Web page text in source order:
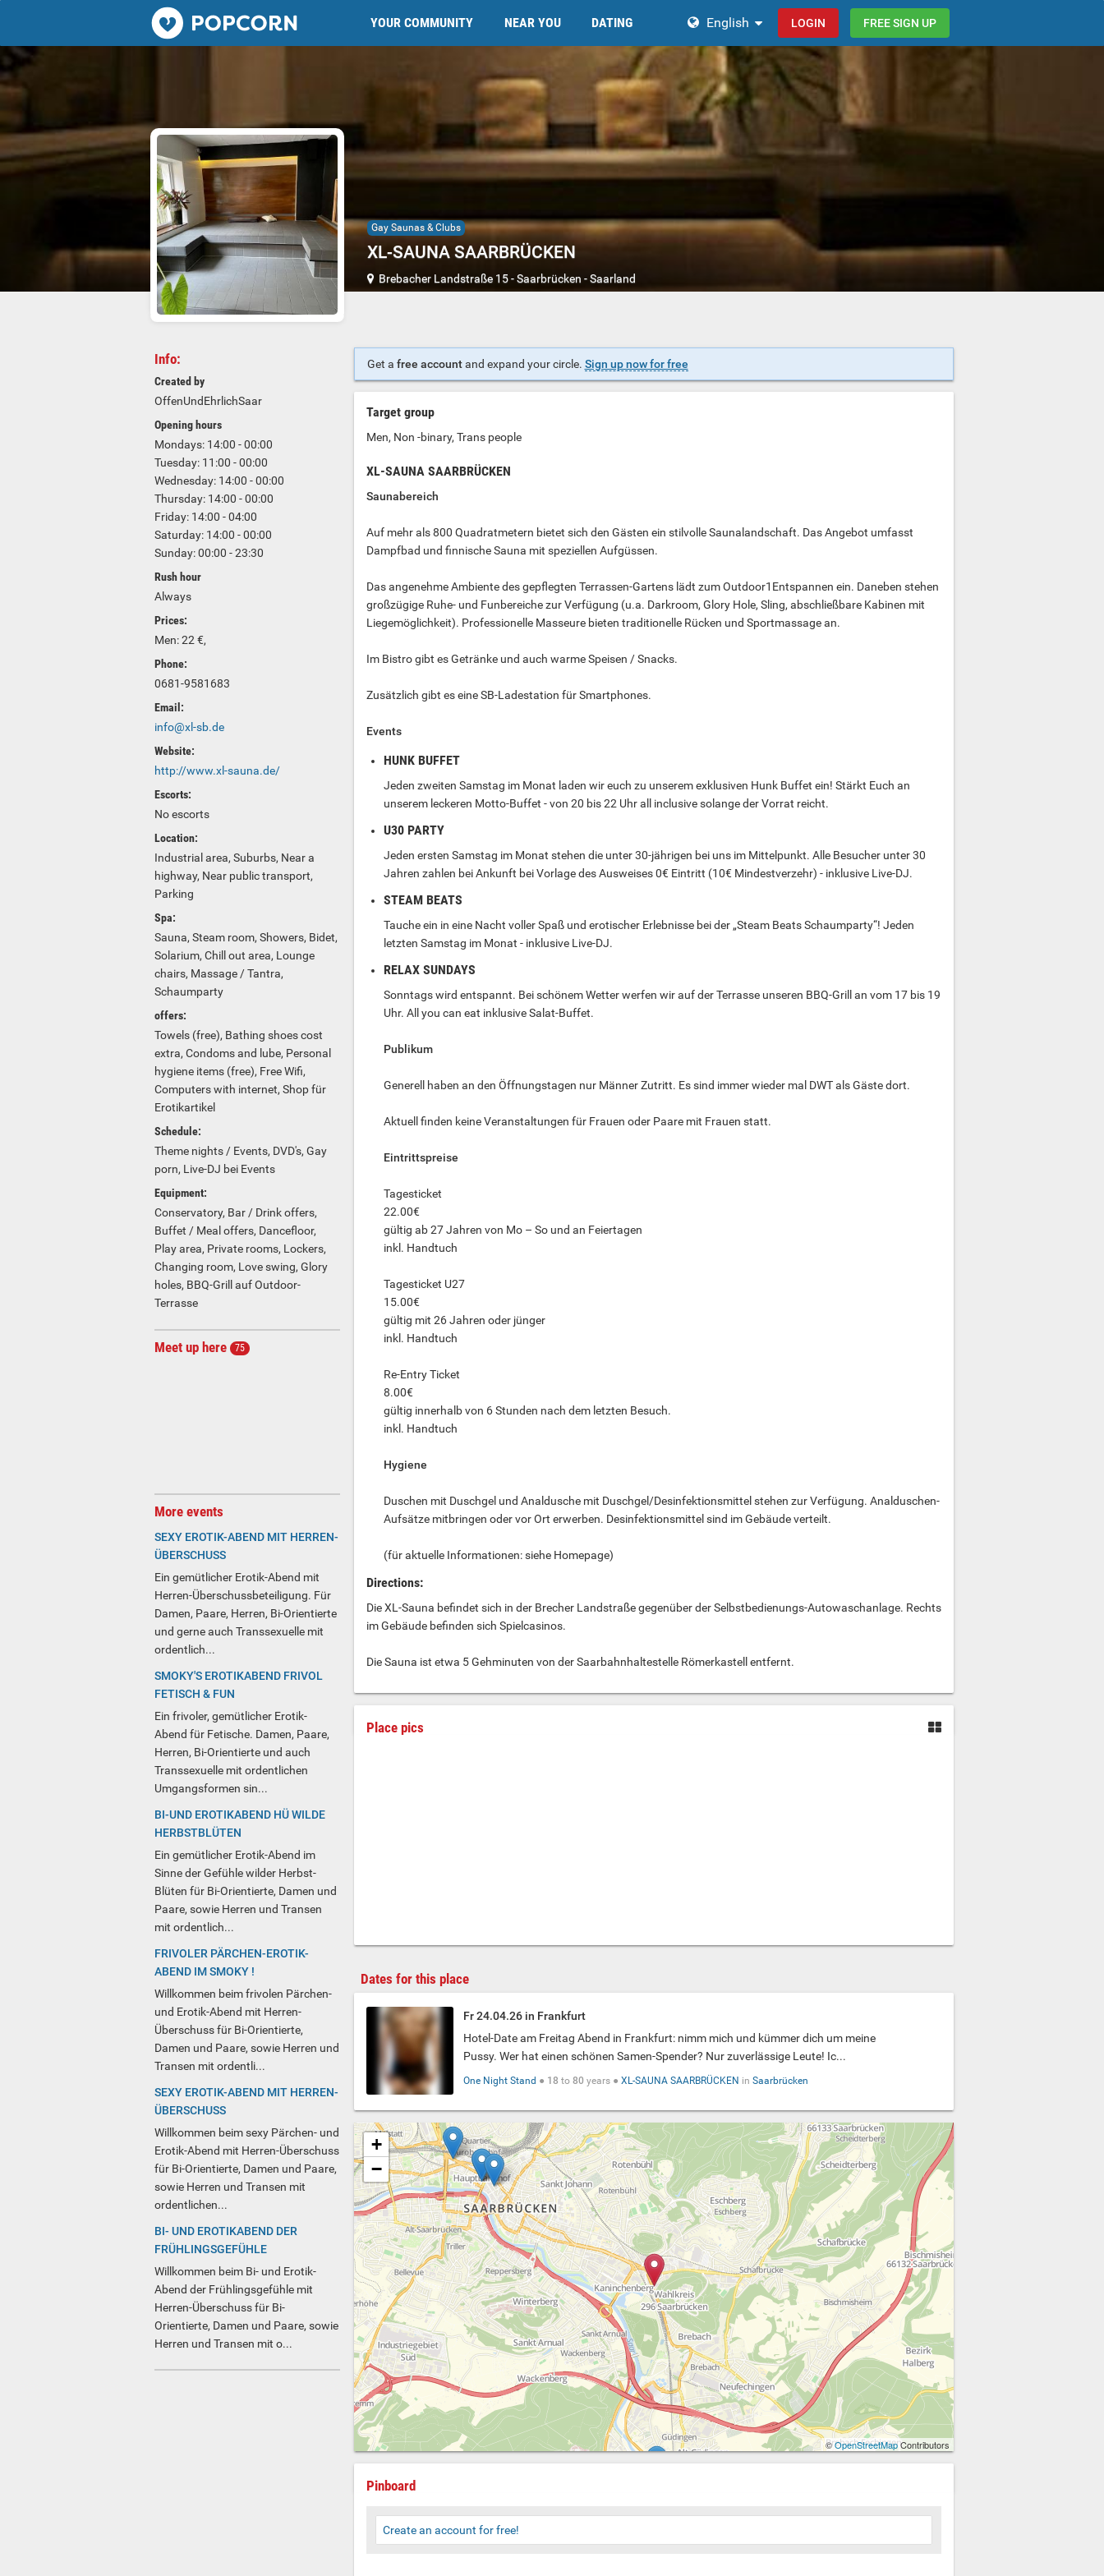
Popcorn.dating YOUR COMMUNITY NEAR YOU DATING English LOGIN FREE SIGN UP
Gay Saunas & Clubs
XL-SAUNA SAARBRÜCKEN
Brebacher Landstraße 15-Saarbrücken -Saarland
Info:
Created by
OffenUndEhrlichSaar
Opening hours
Mondays: 14:00 - 00:00
Tuesday: 11:00 - 00:00
Wednesday: 14:00 - 00:00
Thursday: 14:00 - 00:00
Friday: 14:00 - 04:00
Saturday: 14:00 - 00:00
Sunday: 00:00 - 23:30
Rush hour
Always
Prices:
Men: 22 €,
Phone:
0681-9581683
Email:
info@xl-sb.de
Website:
http://www.xl-sauna.de/
Escorts:
No escorts
Location:
Industrial area, Suburbs, Near a
highway, Near public transport,
Parking
Spa:
Sauna, Steam room, Showers, Bidet,
Solarium, Chill out area, Lounge
chairs, Massage / Tantra,
Schaumparty
offers:
Towels (free), Bathing shoes cost
extra, Condoms and lube, Personal
hygiene items (free), Free Wifi,
Computers with internet, Shop für
Erotikartikel
Schedule:
Theme nights / Events, DVD's, Gay
porn, Live-DJ bei Events
Equipment:
Conservatory, Bar / Drink offers,
Buffet / Meal offers, Dancefloor,
Play area, Private rooms, Lockers,
Changing room, Love swing, Glory
holes, BBQ-Grill auf Outdoor-
Terrasse
Meet up here 75
Get a free accountand expand your circle. Sign up now for free
Target group
Men, Non -binary, Trans people
XL-SAUNA SAARBRÜCKEN
Saunabereich
Auf mehr als 800 Quadratmetern bietet sich den Gästen ein stilvolle Saunalandschaft. Das Angebot umfasst
Dampfbad und finnische Sauna mit speziellen Aufgüssen.
Das angenehme Ambiente des gepflegten Terrassen-Gartens lädt zum Outdoor1Entspannen ein. Daneben stehen
großzügige Ruhe- und Funbereiche zur Verfügung (u.a. Darkroom, Glory Hole, Sling, abschließbare Kabinen mit
Liegemöglichkeit). Professionelle Masseure bieten traditionelle Rücken und Sportmassage an.
Im Bistro gibt es Getränke und auch warme Speisen / Snacks.
Zusätzlich gibt es eine SB-Ladestation für Smartphones.
Events
HUNK BUFFET
Jeden zweiten Samstag im Monat laden wir euch zu unserem exklusiven Hunk Buffet ein! Stärkt Euch an
unserem leckeren Motto-Buffet - von 20 bis 22 Uhr all inclusive solange der Vorrat reicht.
U30 PARTY
Jeden ersten Samstag im Monat stehen die unter 30-jährigen bei uns im Mittelpunkt. Alle Besucher unter 30
Jahren zahlen bei Ankunft bei Vorlage des Ausweises 0€ Eintritt (10€ Mindestverzehr) - inklusive Live-DJ.
STEAM BEATS
Tauche ein in eine Nacht voller Spaß und erotischer Erlebnisse bei der „Steam Beats Schaumparty“! Jeden
letzten Samstag im Monat - inklusive Live-DJ.
RELAX SUNDAYS
Sonntags wird entspannt. Bei schönem Wetter werfen wir auf der Terrasse unseren BBQ-Grill an vom 17 bis 19
Uhr. All you can eat inklusive Salat-Buffet.
Publikum
Generell haben an den Öffnungstagen nur Männer Zutritt. Es sind immer wieder mal DWT als Gäste dort.
Aktuell finden keine Veranstaltungen für Frauen oder Paare mit Frauen statt.
Eintrittspreise
Tagesticket
22.00€
gültig ab 27 Jahren von Mo – So und an Feiertagen
inkl. Handtuch
Tagesticket U27
15.00€
gültig mit 26 Jahren oder jünger
inkl. Handtuch
Re-Entry Ticket
8.00€
gültig innerhalb von 6 Stunden nach dem letzten Besuch.
inkl. Handtuch
Hygiene
Duschen mit Duschgel und Analdusche mit Duschgel/Desinfektionsmittel stehen zur Verfügung. Analduschen-
Aufsätze mitbringen oder vor Ort erwerben. Desinfektionsmittel sind im Gebäude verteilt.
(für aktuelle Informationen: siehe Homepage)
Directions:
Die XL-Sauna befindet sich in der Brecher Landstraße gegenüber der Selbstbedienungs-Autowaschanlage. Rechts
im Gebäude befinden sich Spielcasinos.
Die Sauna ist etwa 5 Gehminuten von der Saarbahnhaltestelle Römerkastell entfernt.
Place pics
Dates for this place
Fr 24.04.26 in Frankfurt
Hotel-Date am Freitag Abend in Frankfurt: nimm mich und kümmer dich um meine
Pussy. Wer hat einen schönen Samen-Spender? Nur zuverlässige Leute! Ic...
One Night Stand ● 18 to80 years ●XL-SAUNA SAARBRÜCKEN inSaarbrücken
+
−
©OpenStreetMapContributors
Pinboard
Create an account for free!
More events
SEXY EROTIK-ABEND MIT HERREN-
ÜBERSCHUSS
Ein gemütlicher Erotik-Abend mit
Herren-Überschussbeteiligung. Für
Damen, Paare, Herren, Bi-Orientierte
und gerne auch Transsexuelle mit
ordentlich...
SMOKY'S EROTIKABEND FRIVOL
FETISCH & FUN
Ein frivoler, gemütlicher Erotik-
Abend für Fetische. Damen, Paare,
Herren, Bi-Orientierte und auch
Transsexuelle mit ordentlichen
Umgangsformen sin...
BI-UND EROTIKABEND HÜ WILDE
HERBSTBLÜTEN
Ein gemütlicher Erotik-Abend im
Sinne der Gefühle wilder Herbst-
Blüten für Bi-Orientierte, Damen und
Paare, sowie Herren und Transen
mit ordentlich...
FRIVOLER PÄRCHEN-EROTIK-
ABEND IM SMOKY !
Willkommen beim frivolen Pärchen-
und Erotik-Abend mit Herren-
Überschuss für Bi-Orientierte,
Damen und Paare, sowie Herren und
Transen mit ordentli...
SEXY EROTIK-ABEND MIT HERREN-
ÜBERSCHUSS
Willkommen beim sexy Pärchen- und
Erotik-Abend mit Herren-Überschuss
für Bi-Orientierte, Damen und Paare,
sowie Herren und Transen mit
ordentlichen...
BI- UND EROTIKABEND DER
FRÜHLINGSGEFÜHLE
Willkommen beim Bi- und Erotik-
Abend der Frühlingsgefühle mit
Herren-Überschuss für Bi-
Orientierte, Damen und Paare, sowie
Herren und Transen mit o...